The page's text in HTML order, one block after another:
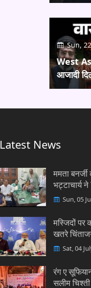
Sun,
West
आजादी
Latest News
ममता
भट्टाचार्य
Sun, 05
मस्जिदों पर
खतरे
Sat, 04
रंग ए
सलीम